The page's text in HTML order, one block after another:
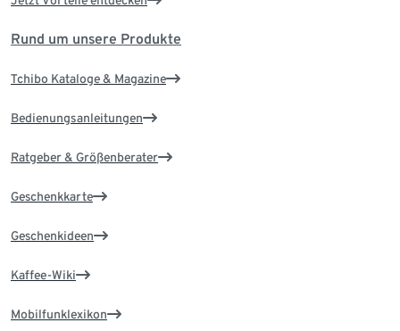
Rund um unsere Produkte
Tchibo Kataloge & Magazine
Bedienungsanleitungen
Ratgeber & Größenberater
Geschenkkarte
Geschenkideen
Kaffee-Wiki
Mobilfunklexikon